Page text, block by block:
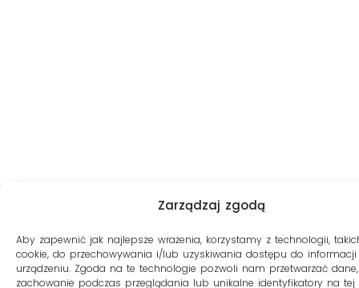
Zarządzaj zgodą
Aby zapewnić jak najlepsze wrażenia, korzystamy z technologii,
cookie, do przechowywania i/lub uzyskiwania dostępu do
urządzeniu. Zgoda na te technologie pozwoli nam przetwarzać
zachowanie podczas przeglądania lub unikalne identyfikatory na tej